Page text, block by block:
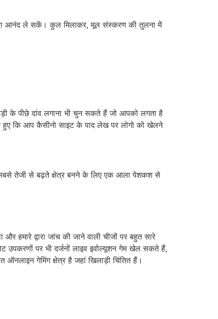
का आनंद ले सकें। कुल मिलाकर, मूल संस्करण की तुलना में
के पीछे दांव लगाना भी चुन सकते हैं जो आपको लगता है
कि आप कैसीनो साइट के पाद लेख पर लोगो को खेलने
सबसे तेजी से बढ़ते क्षेत्र बनने के लिए एक आला पेशकश से
द्वारा जांच की जाने वाली चीजों पर बहुत सारे
पर भी दर्जनों लाइव इवोल्यूशन गेम खेल सकते हैं,
ऑनलाइन गेमिंग क्षेत्र है जहां खिलाड़ी चिंतित हैं।